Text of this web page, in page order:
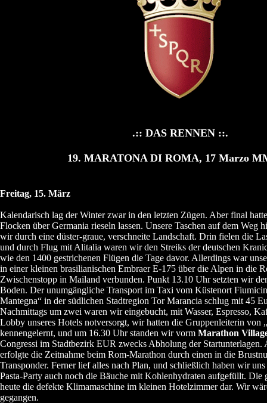
.:: DAS RENNEN ::.
19. MARATONA DI ROMA, 17 Marzo
Freitag, 15. März
Kalendarisch lag der Winter zwar in den letzten Zügen. Aber final
Flocken über Germania rieseln lassen. Unsere Taschen auf dem Weg
wir durch eine düster-graue, verschneite Landschaft. Drin fielen die
und durch Flug mit Alitalia waren wir den Streiks der deutschen
wie den 1400 gestrichenen Flügen die Tage davor. Allerdings war
in einer kleinen brasilianischen Embraer E-175 über die Alpen in die
Zwischenstopp in Mailand verbunden. Punkt 13.10 Uhr setzten wir
Boden. Der unumgängliche Transport im Taxi vom Küstenort
Mantegna“ in der südlichen Stadtregion Tor Marancia schlug mit 45
Nachmittags um zwei waren wir eingebucht, mit Wasser, Espresso,
Lobby unseres Hotels notversorgt, wir hatten die Gruppenleiterin von „
kennengelernt, und um 16.30 Uhr standen wir vorm Marathon
Congressi im Stadtbezirk EUR zwecks Abholung der Startunterlagen.
erfolgte die Zeitnahme beim Rom-Marathon durch einen in die
Transponder. Ferner lief alles nach Plan, und schließlich haben wir
Pasta-Party auch noch die Bäuche mit Kohlenhydraten aufgefüllt. Die
heute die defekte Klimamaschine im kleinen Hotelzimmer dar. Wir
gegangen.